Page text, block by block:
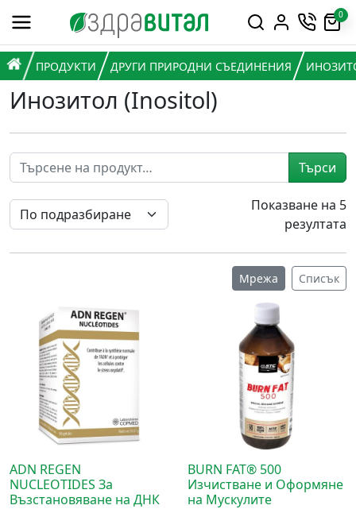
Премини към съдържанието
Горна навигация
0
Главна навигация
НАЧАЛО
ПРОДУКТИ ДРУГИ ПРИРОДНИ СЪЕДИНЕНИЯ
Инозитол (Inositol)
Показване на 5
резултата
Търси
Мрежа Списък
ADN REGEN
NUCLEOTIDES За
Възстановяване на ДНК
BURN FAT® 500
Изчистване и Оформяне
на Мускулите